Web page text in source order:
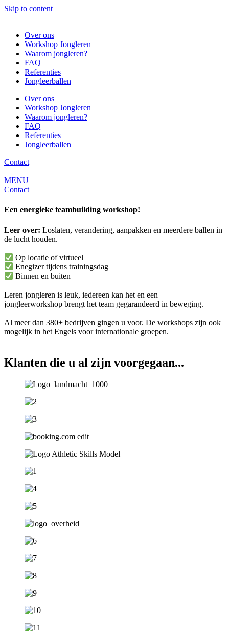
Skip to content
Over ons
Workshop Jongleren
Waarom jongleren?
FAQ
Referenties
Jongleerballen
Over ons
Workshop Jongleren
Waarom jongleren?
FAQ
Referenties
Jongleerballen
Contact
MENU
Contact
Een energieke teambuilding workshop!
Leer over: Loslaten, verandering, aanpakken en meerdere ballen in
de lucht houden.
Op locatie of virtueel
Enegizer tijdens trainingsdag
Binnen en buiten
Leren jongleren is leuk, iedereen kan het en een
jongleerworkshop brengt het team gegarandeerd in beweging.
Al meer dan 380+ bedrijven gingen u voor. De workshops zijn ook
mogelijk in het Engels voor internationale groepen.
Klanten die u al zijn voorgegaan...